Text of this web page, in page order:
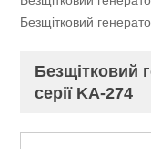
Безщітковий
Безщітковий
серії KA-274